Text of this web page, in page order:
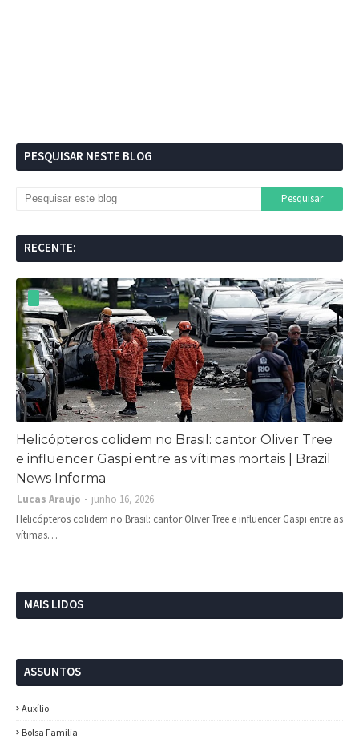
PESQUISAR NESTE BLOG
RECENTE:
Helicópteros colidem no Brasil: cantor Oliver Tree
e influencer Gaspi entre as vítimas mortais | Brazil
News Informa
Lucas Araujo
junho 16, 2026
Helicópteros colidem no Brasil: cantor Oliver Tree e influencer Gaspi entre as
vítimas…
MAIS LIDOS
ASSUNTOS
Auxílio
Bolsa Família